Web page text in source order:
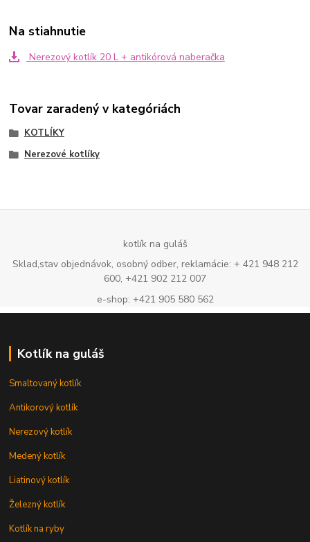
Na stiahnutie
Nerezový kotlík 20 L + antikórová naberačka
Tovar zaradený v kategóriách
KOTLÍKY
Nerezové kotlíky
kotlík na guláš
Sklad,stav objednávok, osobný odber, reklamácie: + 421 948 212
600, +421 902 212 007
e-shop: +421 905 580 562
Kotlík na guláš
Smaltovaný kotlík
Antikorový kotlík
Nerezový kotlík
Medený kotlík
Liatinový kotlík
Železný kotlík
Kotlík na ryby